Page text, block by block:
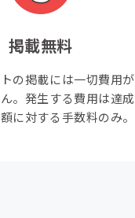
掲載無料
の掲載には一切費用が
。発生する費用は達成
に対する手数料のみ。